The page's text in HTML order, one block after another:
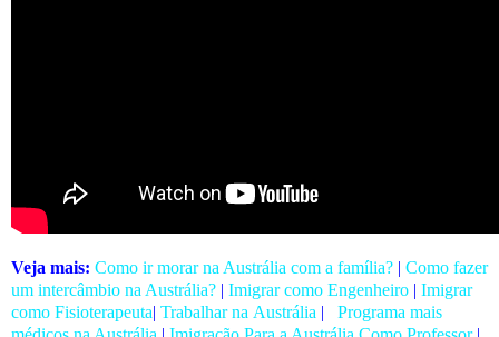
Veja mais: Como ir morar na Austrália com a família? | Como fazer
um intercâmbio na Austrália? | Imigrar como Engenheiro | Imigrar
como Fisioterapeuta| Trabalhar na Austrália |
Programa mais